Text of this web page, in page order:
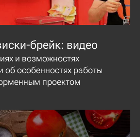
брейк: видео
и возможностях
об особенностях работы
проектом